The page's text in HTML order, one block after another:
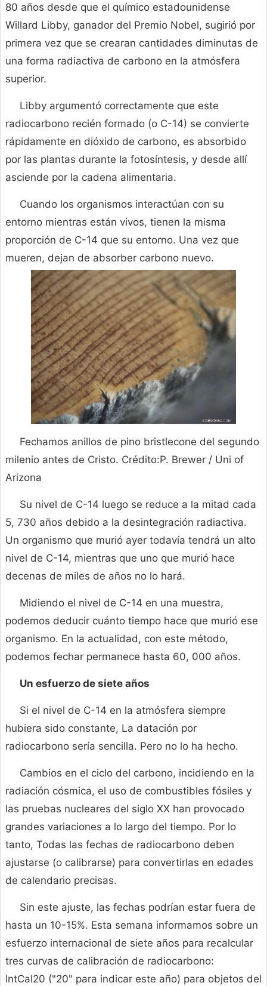
80 años desde que el químico estadounidense
Willard Libby, ganador del Premio Nobel, sugirió por
primera vez que se crearan cantidades diminutas de
una forma radiactiva de carbono en la atmósfera
superior.
Libby argumentó correctamente que este
radiocarbono recién formado (o C-14) se convierte
rápidamente en dióxido de carbono, es absorbido
por las plantas durante la fotosíntesis, y desde allí
asciende por la cadena alimentaria.
Cuando los organismos interactúan con su
entorno mientras están vivos, tienen la misma
proporción de C-14 que su entorno. Una vez que
mueren, dejan de absorber carbono nuevo.
Fechamos anillos de pino bristlecone del segundo
milenio antes de Cristo. Crédito:P. Brewer / Uni of
Arizona
Su nivel de C-14 luego se reduce a la mitad cada
5, 730 años debido a la desintegración radiactiva.
Un organismo que murió ayer todavía tendrá un alto
nivel de C-14, mientras que uno que murió hace
decenas de miles de años no lo hará.
Midiendo el nivel de C-14 en una muestra,
podemos deducir cuánto tiempo hace que murió ese
organismo. En la actualidad, con este método,
podemos fechar permanece hasta 60, 000 años.
Un esfuerzo de siete años
Si el nivel de C-14 en la atmósfera siempre
hubiera sido constante, La datación por
radiocarbono sería sencilla. Pero no lo ha hecho.
Cambios en el ciclo del carbono, incidiendo en la
radiación cósmica, el uso de combustibles fósiles y
las pruebas nucleares del siglo XX han provocado
grandes variaciones a lo largo del tiempo. Por lo
tanto, Todas las fechas de radiocarbono deben
ajustarse (o calibrarse) para convertirlas en edades
de calendario precisas.
Sin este ajuste, las fechas podrían estar fuera de
hasta un 10-15%. Esta semana informamos sobre un
esfuerzo internacional de siete años para recalcular
tres curvas de calibración de radiocarbono:
IntCal20 ("20" para indicar este año) para objetos del